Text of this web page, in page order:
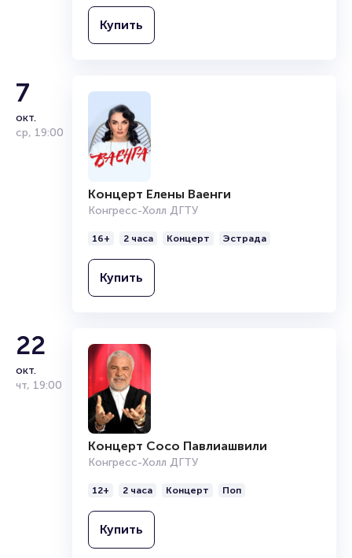
Купить
7
окт.
ср, 19:00
Концерт Елены Ваенги
Конгресс-Холл ДГТУ
16+ 2 часа Концерт Эстрада
Купить
22
окт.
чт, 19:00
Концерт Сосо Павлиашвили
Конгресс-Холл ДГТУ
12+ 2 часа Концерт Поп
Купить